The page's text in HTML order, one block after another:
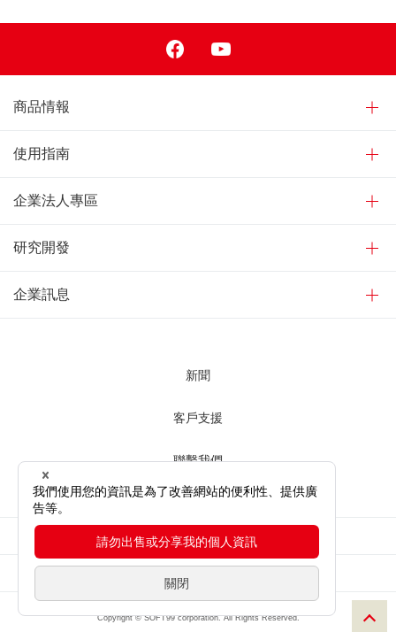
商品情報
使用指南
企業法人專區
研究開發
企業訊息
新聞
客戶支援
聯繫我們
使用網站時
Copyright © SOFT99 corporation. All Rights Reserved.